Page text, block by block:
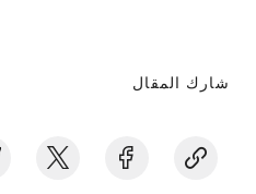
شارك المقال